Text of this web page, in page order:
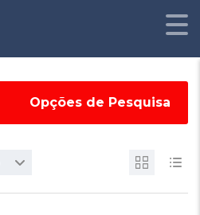
Opções de Pesquisa